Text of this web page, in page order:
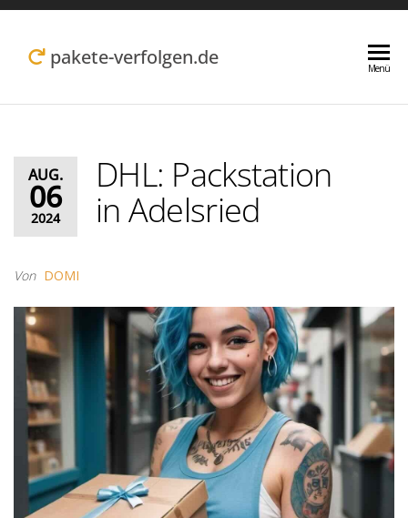
Zum
Inhalt pakete-verfolgen.de Menü
AUG.
06
2024
DHL: Packstation
in Adelsried
Von DOMI